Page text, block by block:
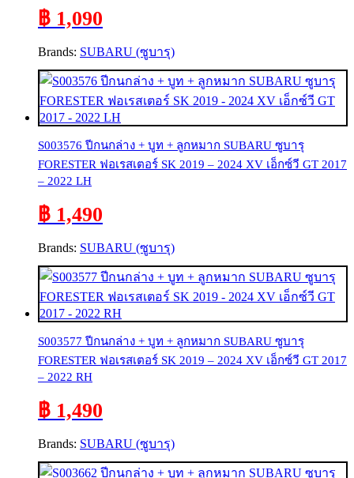
฿ 1,090
Brands: SUBARU (ซูบารุ)
S003576 ปีกนกล่าง + บูท + ลูกหมาก SUBARU ซูบารุ
FORESTER ฟอเรสเตอร์ SK 2019 – 2024 XV เอ็กซ์วี GT 2017
– 2022 LH
฿ 1,490
Brands: SUBARU (ซูบารุ)
S003577 ปีกนกล่าง + บูท + ลูกหมาก SUBARU ซูบารุ
FORESTER ฟอเรสเตอร์ SK 2019 – 2024 XV เอ็กซ์วี GT 2017
– 2022 RH
฿ 1,490
Brands: SUBARU (ซูบารุ)